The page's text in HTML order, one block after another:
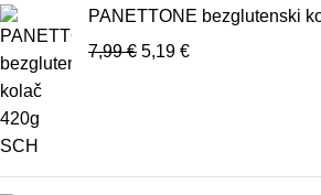
PANETTONE bezglutenski
7,99€ 5,19 €